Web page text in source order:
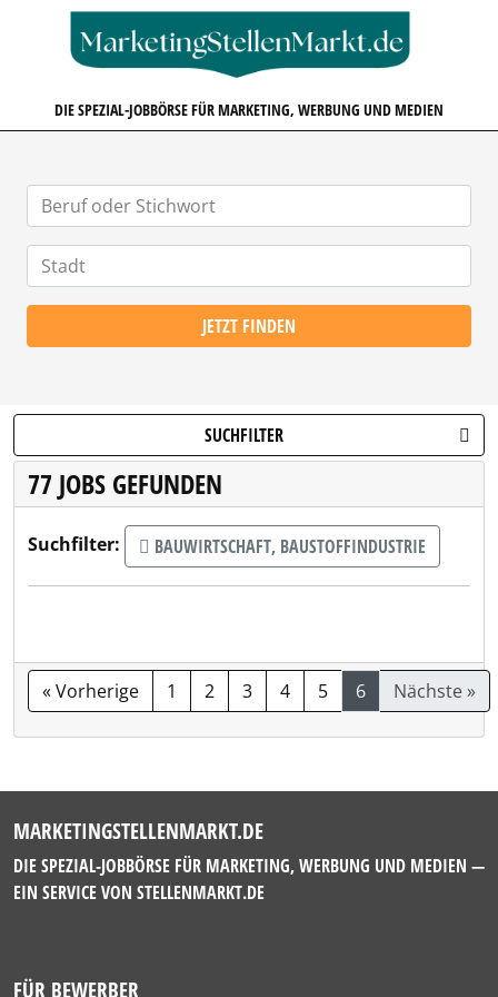
DIE SPEZIAL-JOBBÖRSE FÜR MARKETING, WERBUNG UND MEDIEN
JETZT FINDEN
SUCHFILTER
77 JOBS GEFUNDEN
Suchfilter: BAUWIRTSCHAFT, BAUSTOFFINDUSTRIE
« Vorherige 1 2 3 4 5 6 Nächste »
MARKETINGSTELLENMARKT.DE
DIE SPEZIAL-JOBBÖRSE FÜR MARKETING, WERBUNG UND MEDIEN —
EIN SERVICE VON STELLENMARKT.DE
FÜR BEWERBER